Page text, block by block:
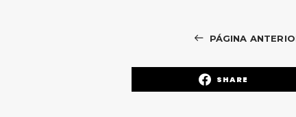
PÁGINA
SHARE